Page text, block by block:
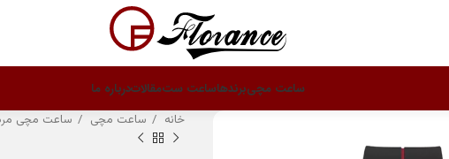
ساعت مچیبرندهاساعت ستمقالاتدرباره ما
خانه ساعت مچی ساعت مچی